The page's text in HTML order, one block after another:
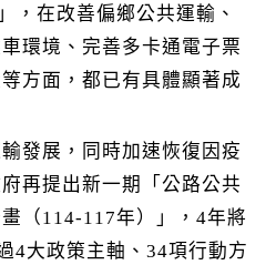
，在改善偏鄉公共運輸、
環境、完善多卡通電子票
方面，都已有具體顯著成
發展，同時加速恢復因疫
再提出新一期「公路公共
（114-117年）」，4年將
4大政策主軸、34項行動方